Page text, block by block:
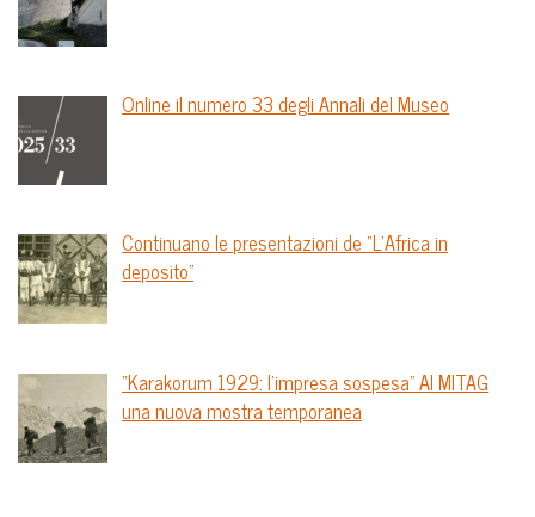
Online il numero 33 degli Annali del Museo
Continuano le presentazioni de “L’Africa in
deposito”
“Karakorum 1929: l’impresa sospesa” Al MITAG
una nuova mostra temporanea